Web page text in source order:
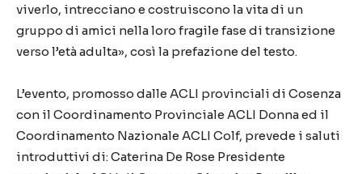
viverlo, intrecciano e costruiscono la vita di un
gruppo di amici nella loro fragile fase di transizione
verso l’età adulta», così la prefazione del testo.
L’evento, promosso dalle ACLI provinciali di Cosenza
con il Coordinamento Provinciale ACLI Donna ed il
Coordinamento Nazionale ACLI Colf, prevede i saluti
introduttivi di: Caterina De Rose Presidente